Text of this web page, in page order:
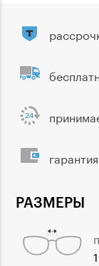
РАЗМЕРЫ